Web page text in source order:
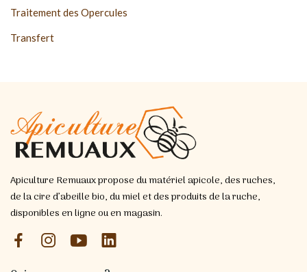
Traitement des Opercules
Transfert
Apiculture Remuaux propose du matériel apicole, des ruches,
de la cire d’abeille bio, du miel et des produits de la ruche,
disponibles en ligne ou en magasin.